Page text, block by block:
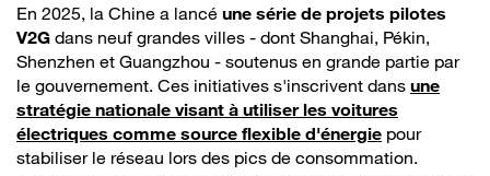
En 2025, la Chine a lancé une série de projets pilotes
V2G dans neuf grandes villes - dont Shanghai, Pékin,
Shenzhen et Guangzhou - soutenus en grande partie par
le gouvernement. Ces initiatives s'inscrivent dans une
stratégie nationale visant à utiliser les voitures
électriques comme source flexible d'énergie pour
stabiliser le réseau lors des pics de consommation.